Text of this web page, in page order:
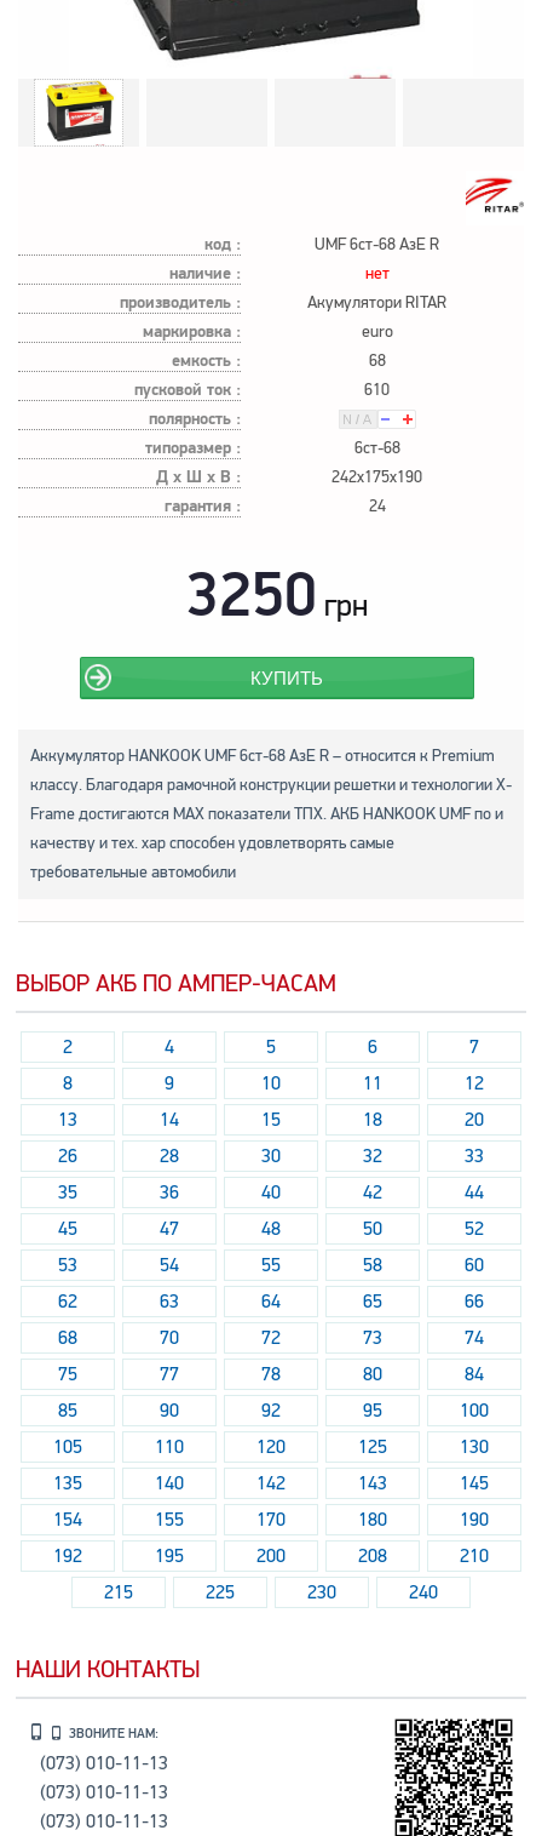
код : UMF 6ст-68 АзЕ R
наличие : нет
производитель : Акумулятори RITAR
маркировка : euro
емкость : 68
пусковой ток : 610
полярность :
типоразмер :
6ст-68
Д х Ш х В : 242x175x190
гарантия : 24
3250 грн
КУПИТЬ
Аккумулятор HANKOOK UMF 6ст-68 АзЕ R – относится к Premium
классу. Благодаря рамочной конструкции решетки и технологии X-
Frame достигаются MAX показатели ТПХ. АКБ HANKOOK UMF по и
качеству и тех. хар способен удовлетворять самые
требовательные автомобили
ВЫБОР АКБ ПО АМПЕР-ЧАСАМ
2 4 5 6
7
8
9 10 11
12
13
14 15 18
20
26
28 30 32
33
35
36 40 42
44
45
47 48 50
52
53
54 55 58
60
62
63 64 65
66
68
70 72 73
74
75
77 78 80
84
85
90 92 95
100
105
110 120 125
130
135
140 142 143
145
154
155 170 180
190
192
195 200 208
210
215
225 230 240
НАШИ КОНТАКТЫ
ЗВОНИТЕ НАМ:
(073) 010-11-13
(073) 010-11-13
(073) 010-11-13